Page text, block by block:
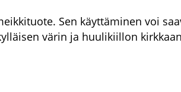
Sen käyttäminen voi
värin ja huulikiillon